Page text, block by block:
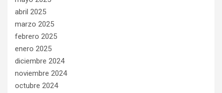
abril 2025
marzo 2025
febrero 2025
enero 2025
diciembre 2024
noviembre 2024
octubre 2024